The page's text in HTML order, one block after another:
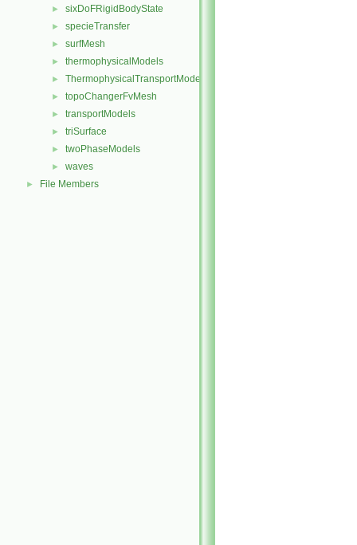
► sixDoFRigidBodyState
► specieTransfer
► surfMesh
► thermophysicalModels
► ThermophysicalTransportModels
► topoChangerFvMesh
► transportModels
► triSurface
► twoPhaseModels
► waves
► File Members